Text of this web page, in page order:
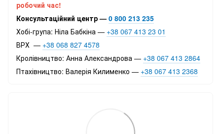
робочий час!
Консультаційний центр — 0 800 213 235
Хобі-група: Ніла Бабкіна — +38 067 413 23 01
ВРХ — +38 068 827 4578
Кролівництво: Анна Александрова — +38 067 413 2864
Птахівництво: Валерія Килименко — +38 067 413 2368